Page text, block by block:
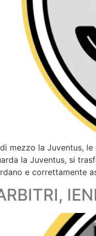
di mezzo la Juventus,
la Juventus, si
e correttamente